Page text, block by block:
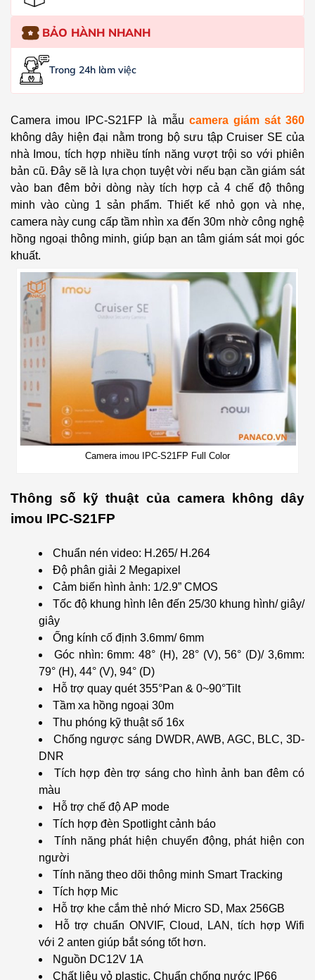
BẢO HÀNH NHANH
Trong 24h làm việc
Camera imou IPC-S21FP là mẫu camera giám sát 360
không dây hiện đại nằm trong bộ sưu tập Cruiser SE của
nhà Imou, tích hợp nhiều tính năng vượt trội so với phiên
bản cũ. Đây sẽ là lựa chọn tuyệt vời nếu bạn cần giám sát
vào ban đêm bởi dòng này tích hợp cả 4 chế độ thông
minh vào cùng 1 sản phẩm. Thiết kế nhỏ gọn và nhẹ,
camera này cung cấp tầm nhìn xa đến 30m nhờ công nghệ
hồng ngoại thông minh, giúp bạn an tâm giám sát mọi góc
khuất.
Camera imou IPC-S21FP Full Color
Thông số kỹ thuật của camera không dây
imou IPC-S21FP
Chuẩn nén video: H.265/ H.264
Độ phân giải 2 Megapixel
Cảm biến hình ảnh: 1/2.9” CMOS
Tốc độ khung hình lên đến 25/30 khung hình/ giây/
giây
Ống kính cố định 3.6mm/ 6mm
Góc nhìn: 6mm: 48° (H), 28° (V), 56° (D)/ 3,6mm:
79° (H), 44° (V), 94° (D)
Hỗ trợ quay quét 355°Pan & 0~90°Tilt
Tầm xa hồng ngoại 30m
Thu phóng kỹ thuật số 16x
Chống ngược sáng DWDR, AWB, AGC, BLC, 3D-
DNR
Tích hợp đèn trợ sáng cho hình ảnh ban đêm có
màu
Hỗ trợ chế độ AP mode
Tích hợp đèn Spotlight cảnh báo
Tính năng phát hiện chuyển động, phát hiện con
người
Tính năng theo dõi thông minh Smart Tracking
Tích hợp Mic
Hỗ trợ khe cắm thẻ nhớ Micro SD, Max 256GB
Hỗ trợ chuẩn ONVIF, Cloud, LAN, tích hợp Wifi
với 2 anten giúp bắt sóng tốt hơn.
Nguồn DC12V 1A
Chất liệu vỏ plastic. Chuẩn chống nước IP66